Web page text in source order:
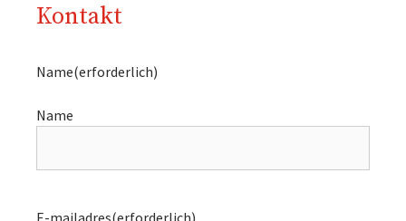
Kontakt
Name(erforderlich)
Name
E-mailadres(erforderlich)